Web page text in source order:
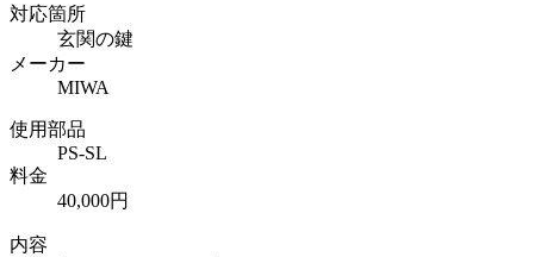
対応箇所
玄関の鍵
メーカー
MIWA
使用部品
PS-SL
料金
40,000円
内容